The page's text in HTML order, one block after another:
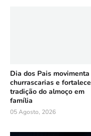
Dia dos Pais movimenta
churrascarias e fortalece
tradição do almoço em
família
05 Agosto, 2026